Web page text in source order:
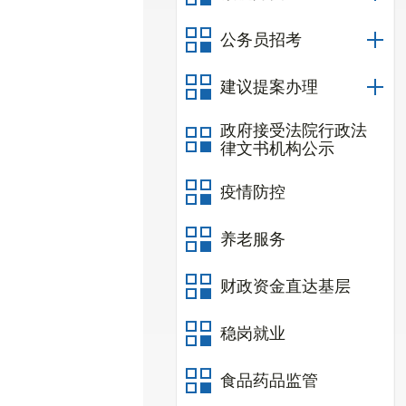
公务员招考
建议提案办理
政府接受法院行政法
律文书机构公示
疫情防控
养老服务
财政资金直达基层
稳岗就业
食品药品监管